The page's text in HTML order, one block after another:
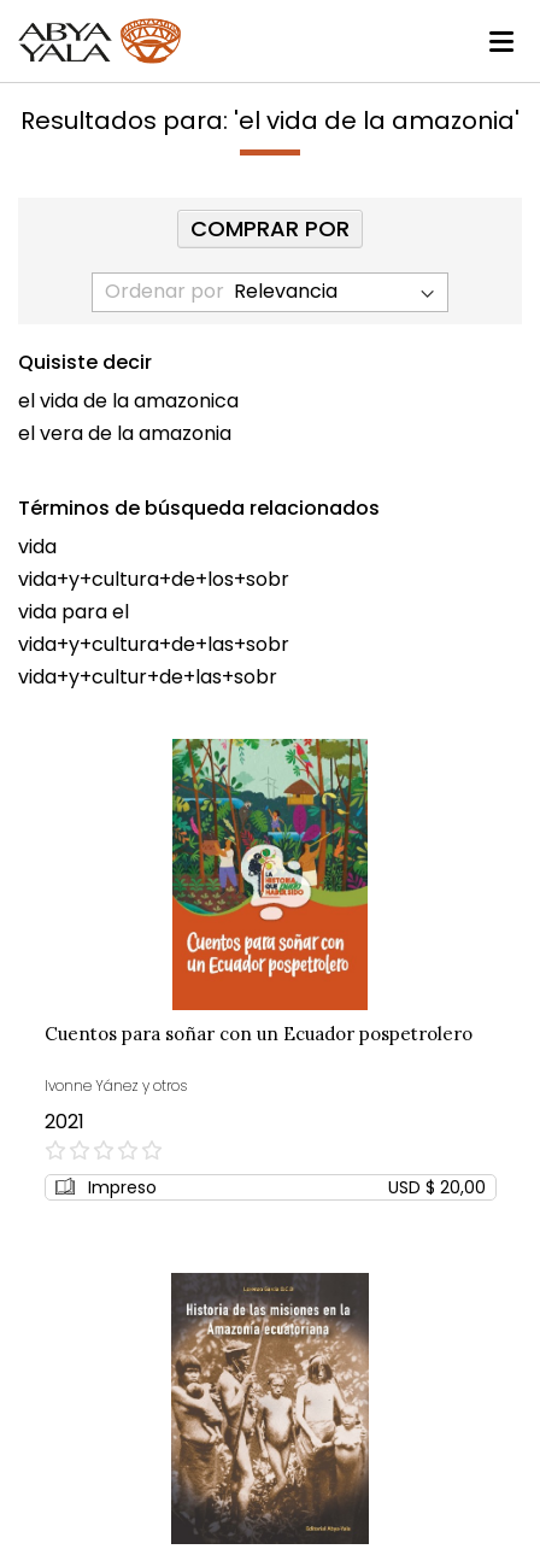
Resultados para: 'el vida de la amazonia'
Ordenar por
Quisiste decir
el vida de la amazonica
el vera de la amazonia
Términos de búsqueda relacionados
vida
vida+y+cultura+de+los+sobr
vida para el
vida+y+cultura+de+las+sobr
vida+y+cultur+de+las+sobr
Cuentos para soñar con un Ecuador pospetrolero
Ivonne Yánez y otros
2021
0%
Impreso USD $ 20,00
COMPRAR POR